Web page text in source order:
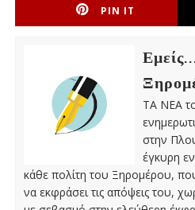
PIN IT
ΤΑ ΝΕΑ
στην
έγκυρη
κάθε πολίτη του Ξηρομέρου,
να εκφράσει τις απόψεις του,